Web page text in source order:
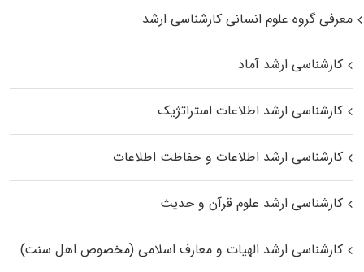
معرفی گروه علوم انسانی کارشناسی ارشد
کارشناسی ارشد آماد
کارشناسی ارشد اطلاعات استراتژیک
کارشناسی ارشد اطلاعات و حفاظت اطلاعات
کارشناسی ارشد علوم قرآن و حدیث
کارشناسی ارشد الهیات و معارف اسلامی (مخصوص اهل سنت)